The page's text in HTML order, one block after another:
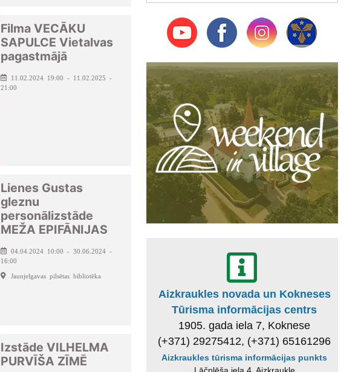
Filma VECĀKU
SAPULCE Vietalvas
pagastmājā
11.02.2024 19:00 - 11.02.2025 -
21:00
Lienes Gustas
gleznu
personālizstāde
MEŽA EPIFĀNIJAS
04.04.2024 10:00 - 30.06.2024 -
16:00
Jaunjelgavas pilsētas bibliotēka
Izstāde VILHELMA
PURVĪŠA ZĪMĒ
Aizkraukles novada un Kokneses
Tūrisma informācijas centrs
1905. gada iela 7, Koknese
(+371) 29275412, (+371) 65161296
Aizkraukles tūrisma informācijas punkts